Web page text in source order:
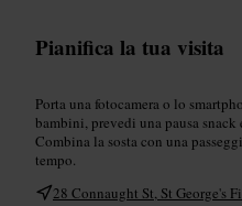
Pianifica la tua visita
Porta una fotocamera o lo
bambini, prevedi una pausa
Combina la sosta con una
tempo.
28 Connaught St, St George's